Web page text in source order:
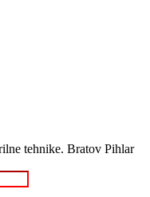
tehnike. Bratov Pihlar